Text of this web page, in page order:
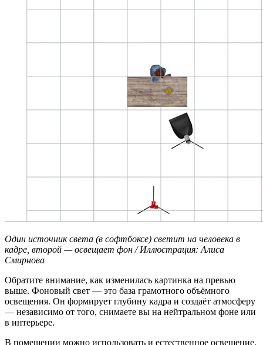
Один источник света (в софтбоксе) светит на человека в
кадре, второй — освещает фон / Иллюстрация: Алиса
Смирнова
Обратите внимание, как изменилась картинка на превью
выше. Фоновый свет — это база грамотного объёмного
освещения. Он формирует глубину кадра и создаёт атмосферу
— независимо от того, снимаете вы на нейтральном фоне или
в интерьере.
В помещении можно использовать и естественное освещение,